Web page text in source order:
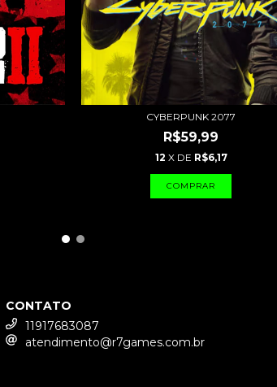
CYBERPUNK 2077
R$59,99
12 X DE R$6,17
CONTATO
11917683087
atendimento@r7games.com.br